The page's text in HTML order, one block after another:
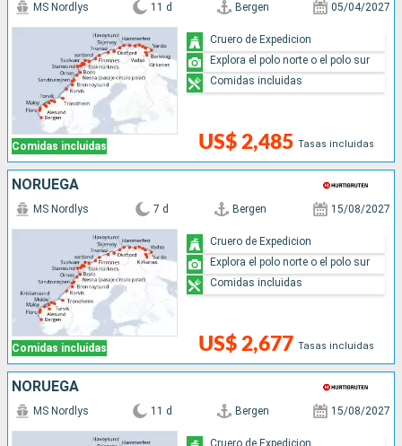
Comidas incluidas
MS Nordlys 11 d Bergen 05/04/2027
US$ 2,485 Tasas incluidas
Cruero de Expedicion
Explora el polo norte o el polo sur
Comidas incluidas
NORUEGA
Comidas incluidas
MS Nordlys 7 d Bergen 15/08/2027
US$ 2,677 Tasas incluidas
Cruero de Expedicion
Explora el polo norte o el polo sur
Comidas incluidas
NORUEGA
MS Nordlys 11 d Bergen 15/08/2027
Cruero de Expedicion